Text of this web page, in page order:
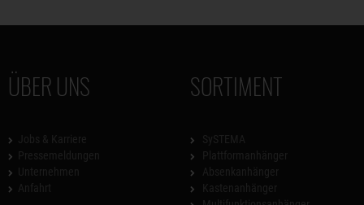
ÜBER UNS SORTIMENT